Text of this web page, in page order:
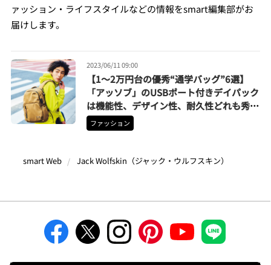
ァッション・ライフスタイルなどの情報をsmart編集部がお
届けします。
2023/06/11 09:00
【1〜2万円台の優秀“通学バッグ”6選】
「アッソブ」のUSBポート付きデイパック
は機能性、デザイン性、耐久性どれも秀
逸！
ファッション
smart Web Jack Wolfskin（ジャック・ウルフスキン）